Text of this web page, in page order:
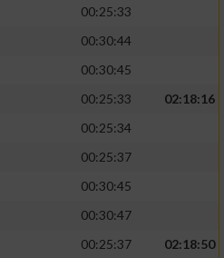
00:25:33
00:30:44
00:30:45
00:25:33
02:18:16
00:25:34
00:25:37
00:30:45
00:30:47
00:25:37
02:18:50